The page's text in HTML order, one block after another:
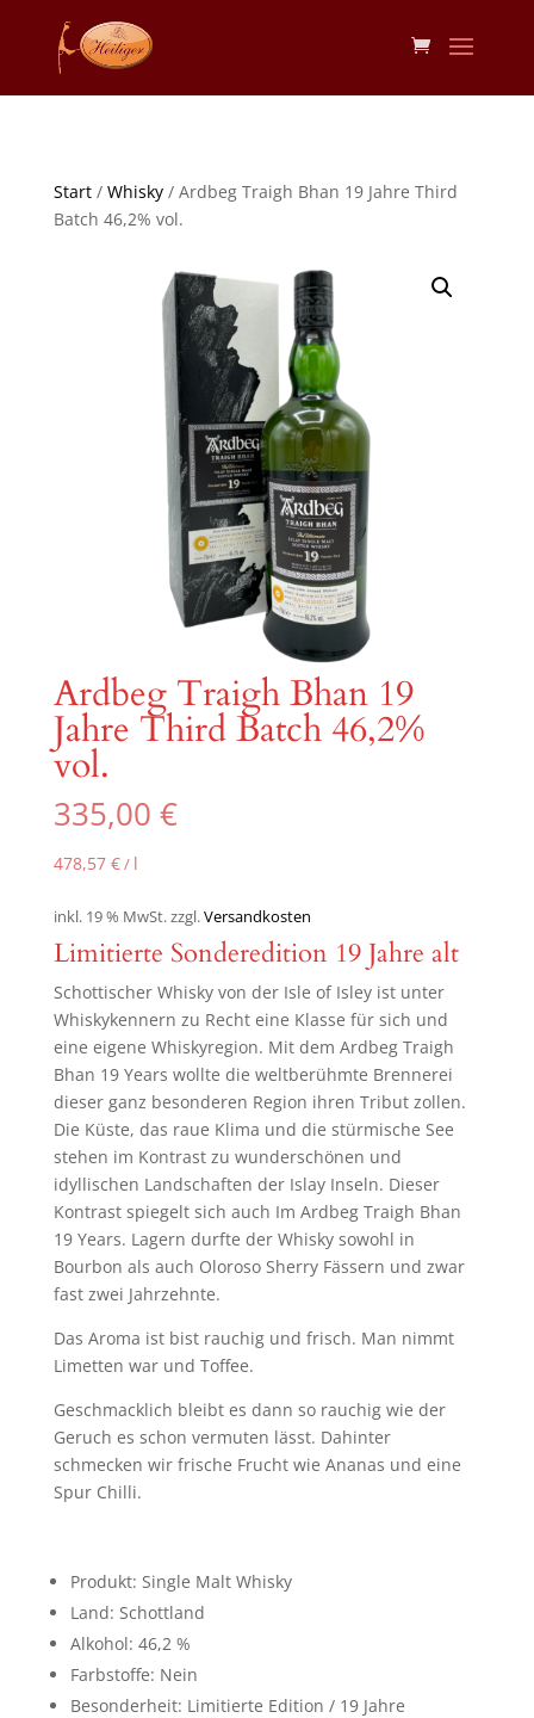
Start/ Whisky/ Ardbeg Traigh Bhan 19 Jahre Third
Batch 46,2% vol.
Ardbeg Traigh Bhan 19
Jahre Third Batch 46,2%
vol.
335,00 €
478,57 €/ l
inkl. 19 % MwSt.zzgl.Versandkosten
Limitierte Sonderedition 19 Jahre alt
Schottischer Whisky von der Isle of Isley ist unter
Whiskykennern zu Recht eine Klasse für sich und
eine eigene Whiskyregion. Mit dem Ardbeg Traigh
Bhan 19 Years wollte die weltberühmte Brennerei
dieser ganz besonderen Region ihren Tribut zollen.
Die Küste, das raue Klima und die stürmische See
stehen im Kontrast zu wunderschönen und
idyllischen Landschaften der Islay Inseln. Dieser
Kontrast spiegelt sich auch Im Ardbeg Traigh Bhan
19 Years. Lagern durfte der Whisky sowohl in
Bourbon als auch Oloroso Sherry Fässern und zwar
fast zwei Jahrzehnte.
Das Aroma ist bist rauchig und frisch. Man nimmt
Limetten war und Toffee.
Geschmacklich bleibt es dann so rauchig wie der
Geruch es schon vermuten lässt. Dahinter
schmecken wir frische Frucht wie Ananas und eine
Spur Chilli.
Produkt: Single Malt Whisky
Land: Schottland
Alkohol: 46,2 %
Farbstoffe: Nein
Besonderheit: Limitierte Edition / 19 Jahre